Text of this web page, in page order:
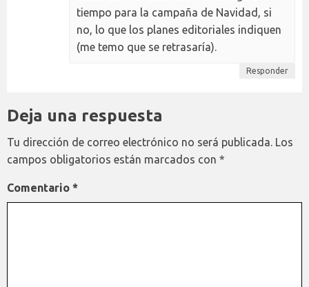
tiempo para la campaña de Navidad, si
no, lo que los planes editoriales indiquen
(me temo que se retrasaría).
Responder
Deja una respuesta
Tu dirección de correo electrónico no será publicada. Los
campos obligatorios están marcados con *
Comentario *